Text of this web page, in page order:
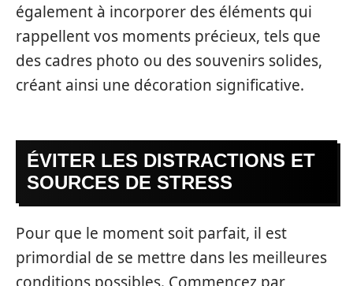
également à incorporer des éléments qui
rappellent vos moments précieux, tels que
des cadres photo ou des souvenirs solides,
créant ainsi une décoration significative.
ÉVITER LES DISTRACTIONS ET
SOURCES DE STRESS
Pour que le moment soit parfait, il est
primordial de se mettre dans les meilleures
conditions possibles. Commencez par